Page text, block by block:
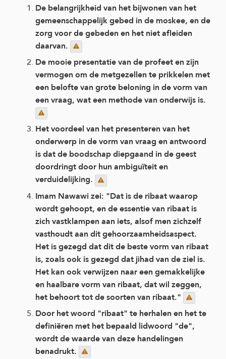
De belangrijkheid van het bijwonen van het
gemeenschappelijk gebed in de moskee, en de
zorg voor de gebeden en het niet afleiden
daarvan.
De mooie presentatie van de profeet en zijn
vermogen om de metgezellen te prikkelen met
een belofte van grote beloning in de vorm van
een vraag, wat een methode van onderwijs is.
Het voordeel van het presenteren van het
onderwerp in de vorm van vraag en antwoord
is dat de boodschap diepgaand in de geest
doordringt door hun ambiguïteit en
verduidelijking.
Imam Nawawi zei: "Dat is de ribaat waarop
wordt gehoopt, en de essentie van ribaat is
zich vastklampen aan iets, alsof men zichzelf
vasthoudt aan dit gehoorzaamheidsaspect.
Het is gezegd dat dit de beste vorm van ribaat
is, zoals ook is gezegd dat jihad van de ziel is.
Het kan ook verwijzen naar een gemakkelijke
en haalbare vorm van ribaat, dat wil zeggen,
het behoort tot de soorten van ribaat."
Door het woord "ribaat" te herhalen en het te
definiëren met het bepaald lidwoord "de",
wordt de waarde van deze handelingen
benadrukt.